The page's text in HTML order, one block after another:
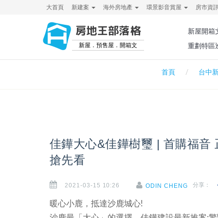
大首頁 新建案 海外房地產 環景影音賞屋 房市資
房地王部落格
新屋．預售屋．開箱文
新屋開箱
重劃特區
首頁 台中
佳鏵大心&佳鏵樹璽 | 首購福音
搶先看
2021-03-15 10:26 ODIN CHENG 分享：
暖心小鹿，抵達沙鹿城心!